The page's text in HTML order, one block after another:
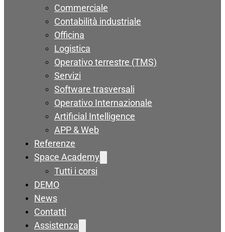
Commerciale
Contabilità industriale
Officina
Logistica
Operativo terrestre (TMS)
Servizi
Software trasversali
Operativo Internazionale
Artificial Intelligence
APP & Web
Referenze
Space Academy
Tutti i corsi
DEMO
News
Contatti
Assistenza